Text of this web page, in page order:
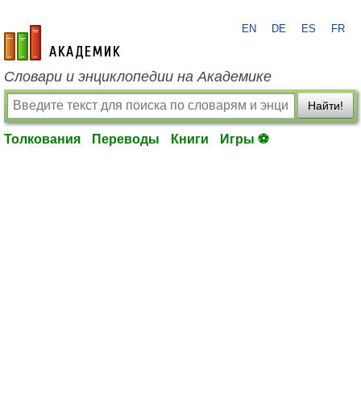
academic.ru
EN DE ES FR
Словари и энциклопедии на Академике
Найти!
Толкования Переводы Книги Игры ⚽